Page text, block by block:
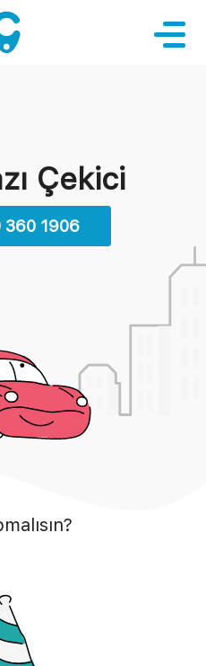
Çekici
360 1906